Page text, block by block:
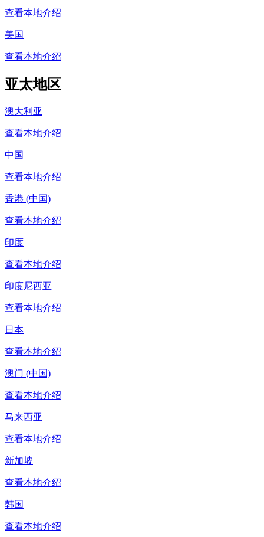
查看本地介绍
美国
查看本地介绍
亚太地区
澳大利亚
查看本地介绍
中国
查看本地介绍
香港 (中国)
查看本地介绍
印度
查看本地介绍
印度尼西亚
查看本地介绍
日本
查看本地介绍
澳门 (中国)
查看本地介绍
马来西亚
查看本地介绍
新加坡
查看本地介绍
韩国
查看本地介绍